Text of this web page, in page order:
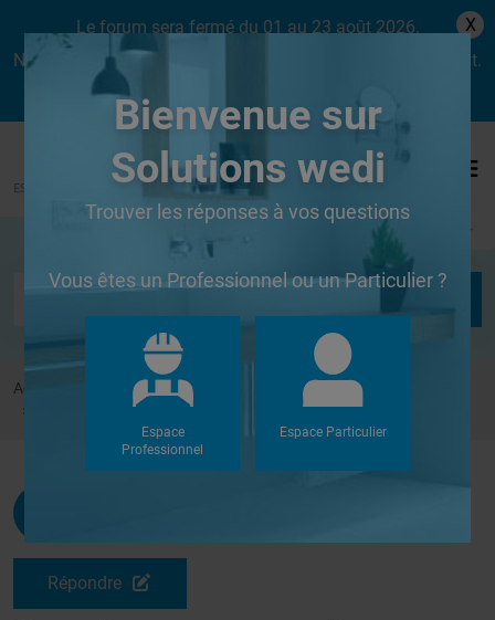
Le forum sera fermé du 01 au 23 août 2026.
Nous aurons le plaisir de vous retrouver dès le lundi 24 août.
X
Se connecter
Accueil Forums
Systèmes de panneaux à carreler
Pose de panneaux wedi sur différents supports
Répondre
Bienvenue sur
Solutions wedi
Trouver les réponses à vos questions
Vous êtes un Professionnel ou un Particulier ?
Espace
Professionnel
Espace Particulier